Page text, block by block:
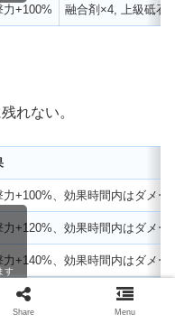
力+100% 融合剤×4, 上級砥石
れない。
力+100%、効果時間内はダメ
力+120%、効果時間内はダメ
力+140%、効果時間内はダメ
力+160%、効果時間内はダメ
す
Share Menu